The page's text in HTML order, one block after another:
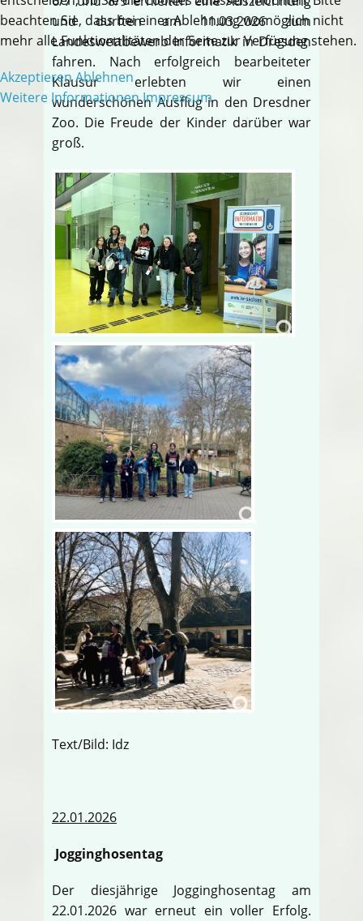
und durften am 11.03.2026 zum
Landeswettbewerb Informatik in Dresden
fahren. Nach erfolgreich bearbeiteter
Klausur erlebten wir einen
wunderschönen Ausflug in den Dresdner
Zoo. Die Freude der Kinder darüber war
groß.
Text/Bild: Idz
22.01.2026
Jogginghosentag
Der diesjährige Jogginghosentag am
22.01.2026 war erneut ein voller Erfolg.
beachten Sie, dass bei einer Ablehnung womöglich nicht
mehr alle Funktionalitäten der Seite zur Verfügung stehen.
AkzeptierenAblehnen
Weitere Informationen Impressum